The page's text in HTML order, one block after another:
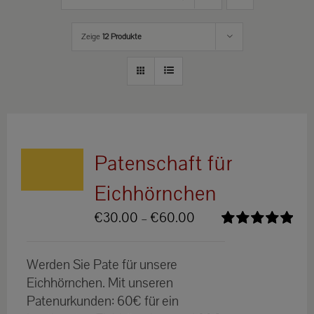
Zeige 12 Produkte
Patenschaft für
Eichhörnchen
€30.00 – €60.00Preisspanne:
Werden Sie Pate für unsere
Eichhörnchen. Mit unseren
Patenurkunden: 60€ für ein